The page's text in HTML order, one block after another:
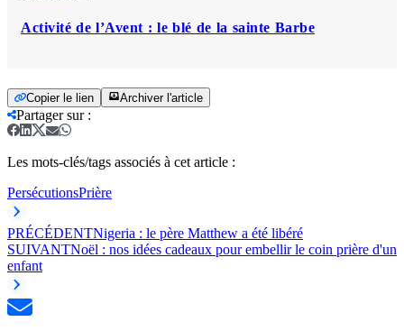
Activité de l’Avent : le blé de la sainte Barbe
Copier le lien Archiver l'article
Partager sur:
Les mots-clés/tags associés à cet article :
PersécutionsPrière
PRÉCÉDENTNigeria : le père Matthew a été libéré
SUIVANTNoël : nos idées cadeaux pour embellir le coin prière d'un
enfant